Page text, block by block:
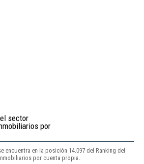
sector
por
encuentra en la posición 14.097 del Ranking del
por cuenta propia.